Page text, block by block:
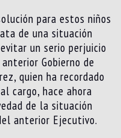
para estos niños
de una situación
un serio perjuicio
Gobierno de
quien ha recordado
cargo, hace ahora
de la situación
anterior Ejecutivo.